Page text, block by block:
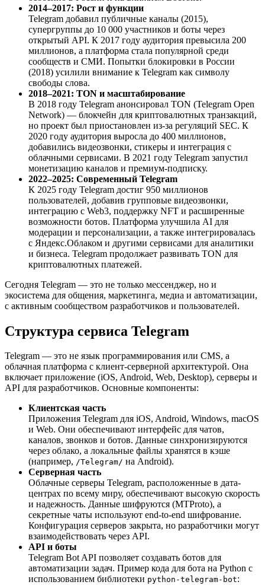
2014–2017: Рост и функции
Telegram добавил публичные каналы (2015),
супергруппы до 10 000 участников и боты через
открытый API. К 2017 году аудитория превысила 200
миллионов, а платформа стала популярной среди
сообществ и СМИ. Попытки блокировки в России
(2018) усилили внимание к Telegram как символу
свободы слова.
2018–2021: TON и масштабирование
В 2018 году Telegram анонсировал TON (Telegram Open
Network) — блокчейн для криптовалютных транзакций,
но проект был приостановлен из-за регуляций SEC. К
2020 году аудитория выросла до 400 миллионов,
добавились видеозвонки, стикеры и интеграция с
облачными сервисами. В 2021 году Telegram запустил
монетизацию каналов и премиум-подписку.
2022–2025: Современный Telegram
К 2025 году Telegram достиг 950 миллионов
пользователей, добавив групповые видеозвонки,
интеграцию с Web3, поддержку NFT и расширенные
возможности ботов. Платформа улучшила AI для
модерации и персонализации, а также интегрировалась
с Яндекс.Облаком и другими сервисами для аналитики
и бизнеса. Telegram продолжает развивать TON для
криптовалютных платежей.
Сегодня Telegram — это не только мессенджер, но и
экосистема для общения, маркетинга, медиа и автоматизации,
с активным сообществом разработчиков и пользователей.
Структура сервиса Telegram
Telegram — это не язык программирования или CMS, а
облачная платформа с клиент-серверной архитектурой. Она
включает приложение (iOS, Android, Web, Desktop), серверы и
API для разработчиков. Основные компоненты:
Клиентская часть
Приложения Telegram для iOS, Android, Windows, macOS
и Web. Они обеспечивают интерфейс для чатов,
каналов, звонков и ботов. Данные синхронизируются
через облако, а локальные файлы хранятся в кэше
(например, /Telegram/ на Android).
Серверная часть
Облачные серверы Telegram, расположенные в дата-
центрах по всему миру, обеспечивают высокую скорость
и надежность. Данные шифруются (MTProto), а
секретные чаты используют end-to-end шифрование.
Конфигурация серверов закрыта, но разработчики могут
взаимодействовать через API.
API и боты
Telegram Bot API позволяет создавать ботов для
автоматизации задач. Пример кода для бота на Python с
использованием библиотеки python-telegram-bot: